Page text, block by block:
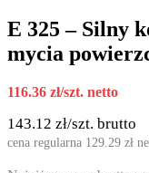
E 325 – Silny
mycia
116.36 zł/szt. netto
143.12 zł/szt. brutto
cena regularna 129.29 zł